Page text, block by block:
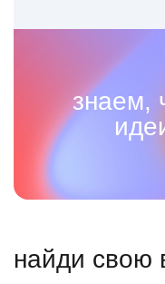
знаем,
найди свою